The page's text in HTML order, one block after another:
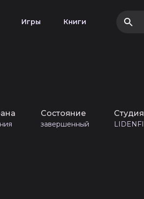
Игры Книги
Состояние
завершенный
Студия